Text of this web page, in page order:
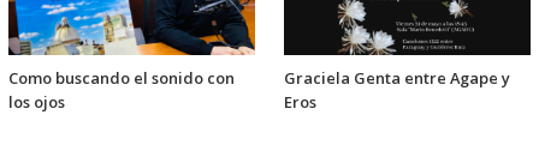
Como buscando el sonido con
los ojos
Graciela Genta entre Agape y
Eros